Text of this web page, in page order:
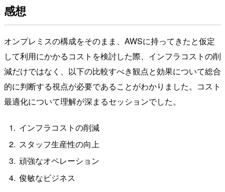
感想
オンプレミスの構成をそのまま、AWSに持ってきたと仮定
して利用にかかるコストを検討した際、インフラコストの削
減だけではなく、以下の比較すべき観点と効果について総合
的に判断する視点が必要であることがわかりました。コスト
最適化について理解が深まるセッションでした。
インフラコストの削減
スタッフ生産性の向上
頑強なオペレーション
俊敏なビジネス